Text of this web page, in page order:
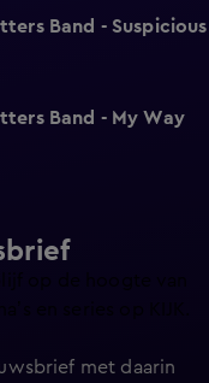
Band - Suspicious
Band - My Way
op de hoogte van
met daarin